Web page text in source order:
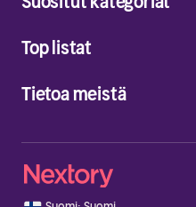
Tietoa meistä
Top listat